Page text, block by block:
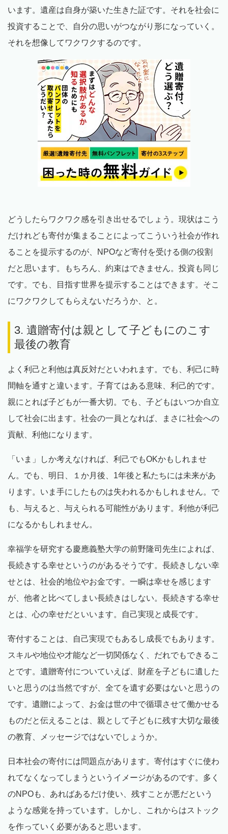
います。遺産は自身が築いた生きた証です。それを社会に
投資することで、自分の思いがつながり形になっていく。
それを想像してワクワクするのです。
どうしたらワクワク感を引き出せるでしょう。現状はこう
だけれども寄付が集まることによってこういう社会が作れ
ることを提示するのが、NPOなど寄付を受ける側の役割
だと思います。もちろん、約束はできません。投資も同じ
です。でも、目指す世界を提示することはできます。そこ
にワクワクしてもらえないだろうか、と。
3. 遺贈寄付は親として子どもにのこす
最後の教育
よく利己と利他は真反対だといわれます。でも、利己に時
間軸を通すと違います。子育てはある意味、利己的です。
親にとれば子どもが一番大切。でも、子どもはいつか自立
して社会に出ます。社会の一員となれば、まさに社会への
貢献、利他になります。
「いま」しか考えなければ、利己でもOKかもしれませ
ん。でも、明日、１か月後、1年後と私たちには未来があ
ります。いま手にしたものは失われるかもしれません。で
も、与えると、与えられる可能性があります。利他が利己
になるかもしれません。
幸福学を研究する慶應義塾大学の前野隆司先生によれば、
長続きする幸せというのがあるそうです。長続きしない幸
せとは、社会的地位やお金です。一瞬は幸せを感じます
が、他者と比べてしまい長続きはしない。長続きする幸せ
とは、心の幸せだといいます。自己実現と成長です。
寄付することは、自己実現でもあるし成長でもあります。
スキルや地位や才能など一切関係なく、だれでもできるこ
とです。遺贈寄付についていえば、財産を子どもに遺した
いと思うのは当然ですが、全てを遺す必要はないと思うの
です。遺贈によって、お金は世の中で循環させて働かせる
ものだと伝えることは、親として子どもに残す大切な最後
の教育、メッセージではないでしょうか。
日本社会の寄付には問題点があります。寄付はすぐに使わ
れてなくなってしまうというイメージがあるのです。多く
のNPOも、あればあるだけ使い、残すことが悪だという
ような感覚を持っています。しかし、これからはストック
を作っていく必要があると思います。